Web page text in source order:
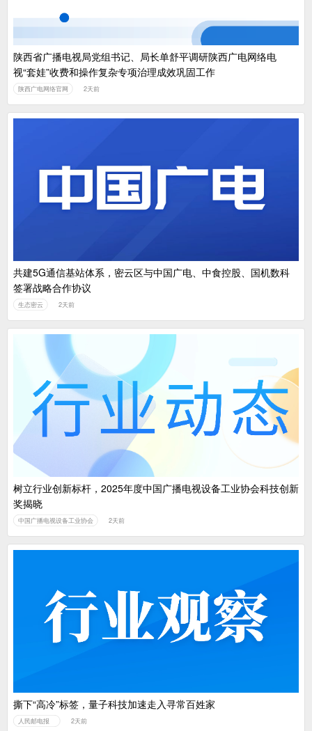
陕西省广播电视局党组书记、局长单舒平调研陕西广电网络电
视“套娃”收费和操作复杂专项治理成效巩固工作
陕西广电网络官网 2天前
共建5G通信基站体系，密云区与中国广电、中食控股、国机数科
签署战略合作协议
生态密云 2天前
树立行业创新标杆，2025年度中国广播电视设备工业协会科技创新
奖揭晓
中国广播电视设备工业协会 2天前
撕下“高冷”标签，量子科技加速走入寻常百姓家
人民邮电报 2天前